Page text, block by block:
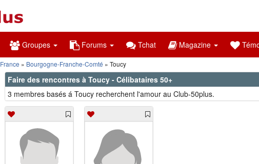
Groupes Forums Tchat Magazine
France Bourgogne-Franche-Comté Toucy
Faire des rencontres à Toucy - Célibataires 50+
3 membres basés á Toucy recherchent l'amour au Club-50plus.